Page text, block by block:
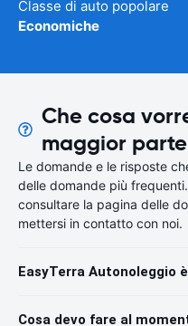
Classe di auto popolare
Economiche
Che cosa
maggior
Le domande e le risposte
delle domande più
consultare la pagina delle
mettersi in contatto con noi.
EasyTerra Autonoleggio
Cosa devo fare al